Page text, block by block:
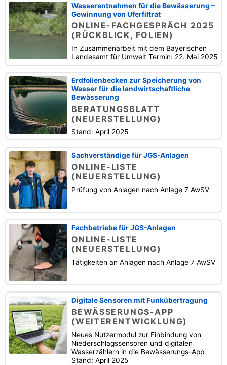
Wasserentnahmen für die Bewässerung –
Gewinnung von Uferfiltrat
ONLINE-FACHGESPRÄCH 2025
(RÜCKBLICK, FOLIEN)
In Zusammenarbeit mit dem Bayerischen
Landesamt für Umwelt Termin: 22. Mai 2025
Erdfolienbecken zur Speicherung von
Wasser für die landwirtschaftliche
Bewässerung
BERATUNGSBLATT
(NEUERSTELLUNG)
Stand: April 2025
Sachverständige für JGS-Anlagen
ONLINE-LISTE
(NEUERSTELLUNG)
Prüfung von Anlagen nach Anlage 7 AwSV
Fachbetriebe für JGS-Anlagen
ONLINE-LISTE
(NEUERSTELLUNG)
Tätigkeiten an Anlagen nach Anlage 7 AwSV
Digitale Sensoren mit Funkübertragung
BEWÄSSERUNGS-APP
(WEITERENTWICKLUNG)
Neues Nutzermodul zur Einbindung von
Niederschlagssensoren und digitalen
Wasserzählern in die Bewässerungs-App
Stand: April 2025